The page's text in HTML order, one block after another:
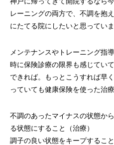
レーニングの両方で、不調を抱
にたてる院にしたいと思っていま
メンテナンスやトレーニング指
時に保険診療の限界も感じてい
できれば。もっとこうすれば早
っていても健康保険を使った治
不調のあったマイナスの状態か
る状態にすること（治療）
調子の良い状態をキープするこ